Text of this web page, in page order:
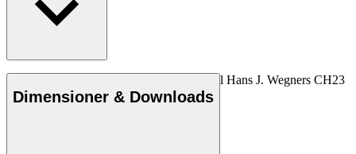
Den originale Carl Hansen & Søn hynde til Hans J. Wegners CH23
stol fra 1950 fås i læder i forskellige farver.
Dimensioner & Downloads